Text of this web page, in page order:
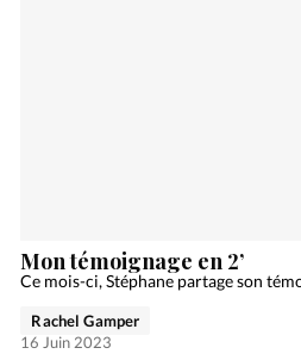
Mon témoignage en 2’
Ce mois-ci, Stéphane partage son
Rachel Gamper
16 Juin 2023